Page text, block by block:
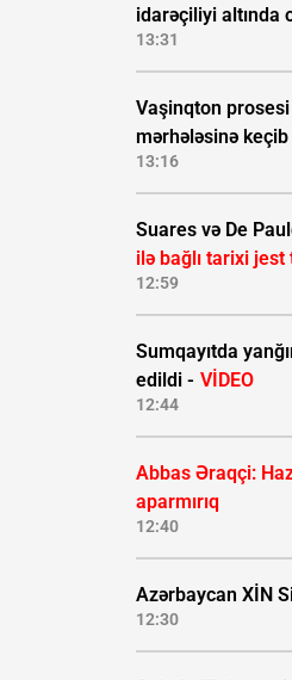
idarəçiliyi altında
13:31
Vaşinqton
mərhələsinə keçib
13:16
Suares və De
ilə bağlı tarixi jest
12:59
Sumqayıtda
edildi - VİDEO
12:44
Abbas Əraqçi:
aparmırıq
12:40
Azərbaycan XİN
12:30